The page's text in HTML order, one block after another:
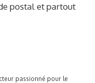
postal et partout
passionné pour le